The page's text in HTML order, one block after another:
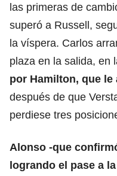
las primeras de
superó a Russell,
la víspera. Carlos
plaza en la salida, en
por Hamilton, que
después de que
perdiese tres
Alonso -que
logrando el pase a